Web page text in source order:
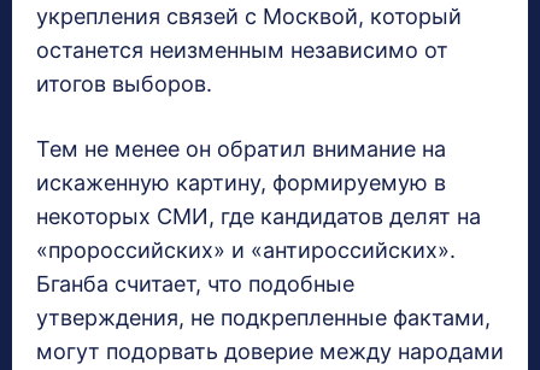
укрепления связей с Москвой, который
останется неизменным независимо от
итогов выборов.
Тем не менее он обратил внимание на
искаженную картину, формируемую в
некоторых СМИ, где кандидатов делят на
«пророссийских» и «антироссийских».
Бганба считает, что подобные
утверждения, не подкрепленные фактами,
могут подорвать доверие между народами